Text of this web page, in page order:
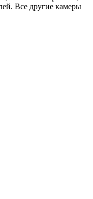
Все другие камеры